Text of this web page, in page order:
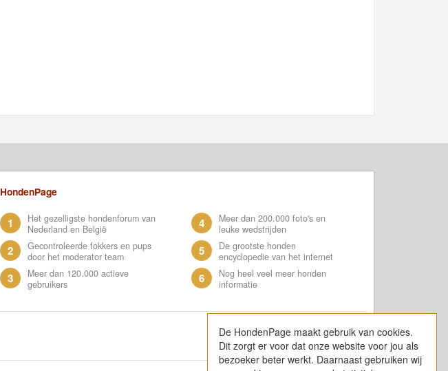
HondenPage
1
Het gezelligste hondenforum van
Nederland en België
2
Gecontroleerde fokkers en pups
door het moderator team
3
Meer dan 120.000 actieve
gebruikers
4
Meer dan 200.000 foto's en
leuke wedstrijden
5
De grootste honden
encyclopedie van het internet
6
Nog heel veel meer honden
informatie
De HondenPage maakt gebruik van cookies.
Dit zorgt er voor dat onze website voor jou als
bezoeker beter werkt. Daarnaast gebruiken wij